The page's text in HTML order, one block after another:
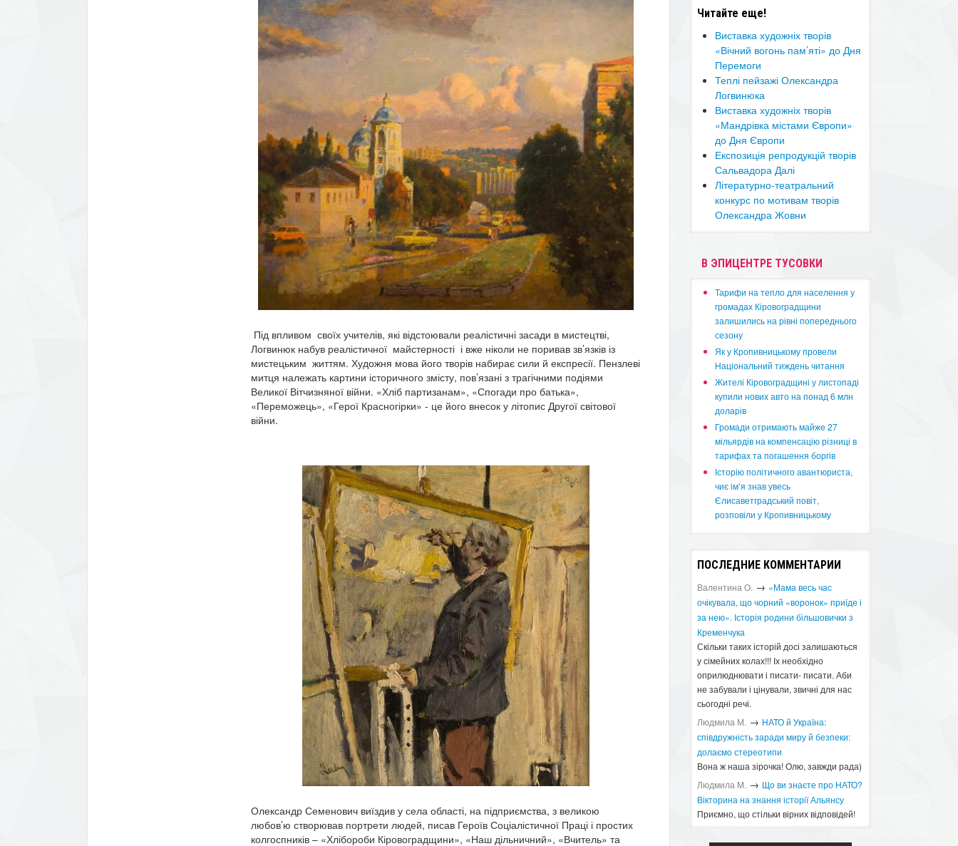
Під впливом своїх учителів, які відстоювали реалістичні засади в мистецтві,
Логвинюк набув реалістичної майстерності і вже ніколи не поривав зв’язків із
мистецьким життям. Художня мова його творів набирає сили й експресії. Пензлеві
митця належать картини історичного змісту, пов’язані з трагічними подіями
Великої Вітчизняної війни. «Хліб партизанам», «Спогади про батька»,
«Переможець», «Герої Красногірки» - це його внесок у літопис Другої світової
війни.
Олександр Семенович виїздив у села області, на підприємства, з великою
любов’ю створював портрети людей, писав Героїв Соціалістичної Праці і простих
колгоспників – «Хлібороби Кіровоградщини», «Наш дільничний», «Вчитель» та
Читайте еще!
Виставка художніх творів
«Вічний вогонь пам’яті» до Дня
Перемоги
Теплі пейзажі Олександра
Логвинюка
Виставка художніх творів
«Мандрівка містами Європи»
до Дня Європи
Експозиція репродукцій творів
Сальвадора Далі
Літературно-театральний
конкурс по мотивам творів
Олександра Жовни
В ЭПИЦЕНТРЕ ТУСОВКИ
​Тарифи на тепло для населення у
громадах Кіровоградщини
залишились на рівні попереднього
сезону
​Як у Кропивницькому провели
Національний тиждень читання
​Жителі Кіровоградщині у листопаді
купили нових авто на понад 6 млн
доларів
​Громади отримають майже 27
мільярдів на компенсацію різниці в
тарифах та погашення боргів
Історію політичного авантюриста,
чиє ім’я знав увесь
Єлисаветградський повіт,
розповіли у Кропивницькому
ПОСЛЕДНИЕ КОММЕНТАРИИ
Валентина О. → «Мама весь час
очікувала, що чорний «воронок» приїде і
за нею». Історія родини більшовички з
Кременчука
Скільки таких історій досі залишаються
у сімейних колах!!! Іх необхідно
оприлюднювати і писати- писати. Аби
не забували і цінували, звичні для нас
сьогодні речі.
Людмила М. → ​НАТО й Україна:
співдружність заради миру й безпеки:
долаємо стереотипи
Вона ж наша зірочка! Олю, завжди рада)
Людмила М. → Що ви знаєте про НАТО?
Вікторина на знання історії Альянсу ​
Приємно, що стільки вірних відповідей!